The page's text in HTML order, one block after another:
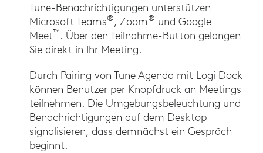
Tune-Benachrichtigungen unterstützen
Microsoft Teams®, Zoom® und Google
Meet™. Über den Teilnahme-Button gelangen
Sie direkt in Ihr Meeting.
Durch Pairing von Tune Agenda mit Logi Dock
können Benutzer per Knopfdruck an Meetings
teilnehmen. Die Umgebungsbeleuchtung und
Benachrichtigungen auf dem Desktop
signalisieren, dass demnächst ein Gespräch
beginnt.